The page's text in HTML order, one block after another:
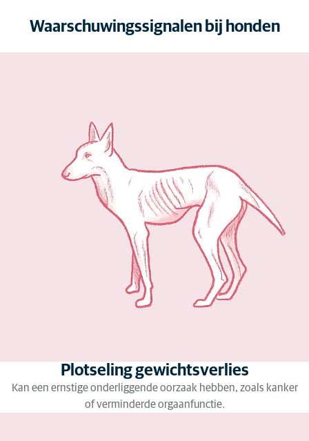
Waarschuwingssignalen bij honden
Plotseling gewichtsverlies
Kan een ernstige onderliggende oorzaak hebben, zoals kanker
of verminderde orgaanfunctie.